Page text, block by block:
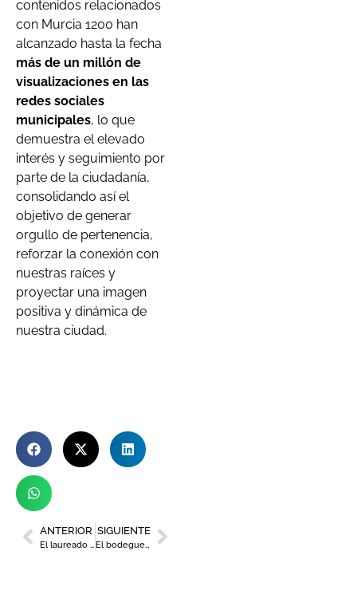
contenidos relacionados
con Murcia 1200 han
alcanzado hasta la fecha
más de un millón de
visualizaciones en las
redes sociales
municipales, lo que
demuestra el elevado
interés y seguimiento por
parte de la ciudadanía,
consolidando así el
objetivo de generar
orgullo de pertenencia,
reforzar la conexión con
nuestras raíces y
proyectar una imagen
positiva y dinámica de
nuestra ciudad.
ANTERIOR
El laureado violinista Sergei Dogadin se une a la Orquesta Sinfónica de la Región este sábado
SIGUIENTE
El bodeguero de Jumilla con 100 puntos Parker que nunca pide su propio vino